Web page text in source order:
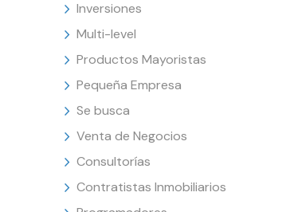
Inversiones
Multi-level
Productos Mayoristas
Pequeña Empresa
Se busca
Venta de Negocios
Consultorías
Contratistas Inmobiliarios